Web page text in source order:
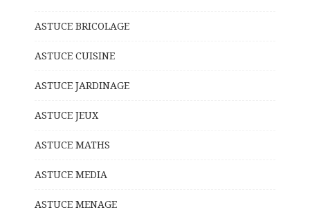
ASTUCE BRICOLAGE
ASTUCE CUISINE
ASTUCE JARDINAGE
ASTUCE JEUX
ASTUCE MATHS
ASTUCE MEDIA
ASTUCE MENAGE